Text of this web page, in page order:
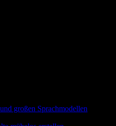
großen Sprachmodellen